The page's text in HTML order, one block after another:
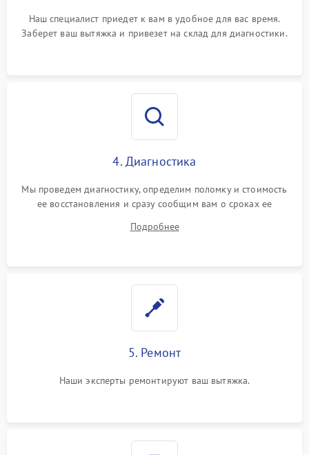
Наш специалист приедет к вам в удобное для вас время.
Заберет ваш вытяжка и привезет на склад для диагностики.
4. Диагностика
Мы проведем диагностику, определим поломку и стоимость
ее восстановления и сразу сообщим вам о сроках ее
Подробнее
5. Ремонт
Наши эксперты ремонтируют ваш вытяжка.